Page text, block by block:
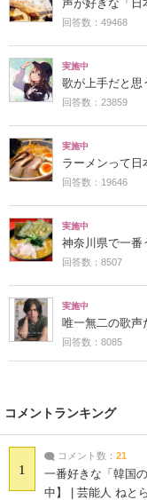
声が好きな「日
回答数：49468
実施中
歌が上手だと思
回答数：23859
実施中
ラーメンって日
回答数：19646
実施中
神奈川県で一番
回答数：8507
実施中
唯一無二の歌声
回答数：8085
コメントランキング
1
コメント数： 21
一番好きな「韓国
中】 | 芸能人 ねと